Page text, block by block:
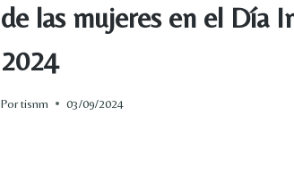
de las mujeres en el Día
2024
Portisnm 03/09/2024